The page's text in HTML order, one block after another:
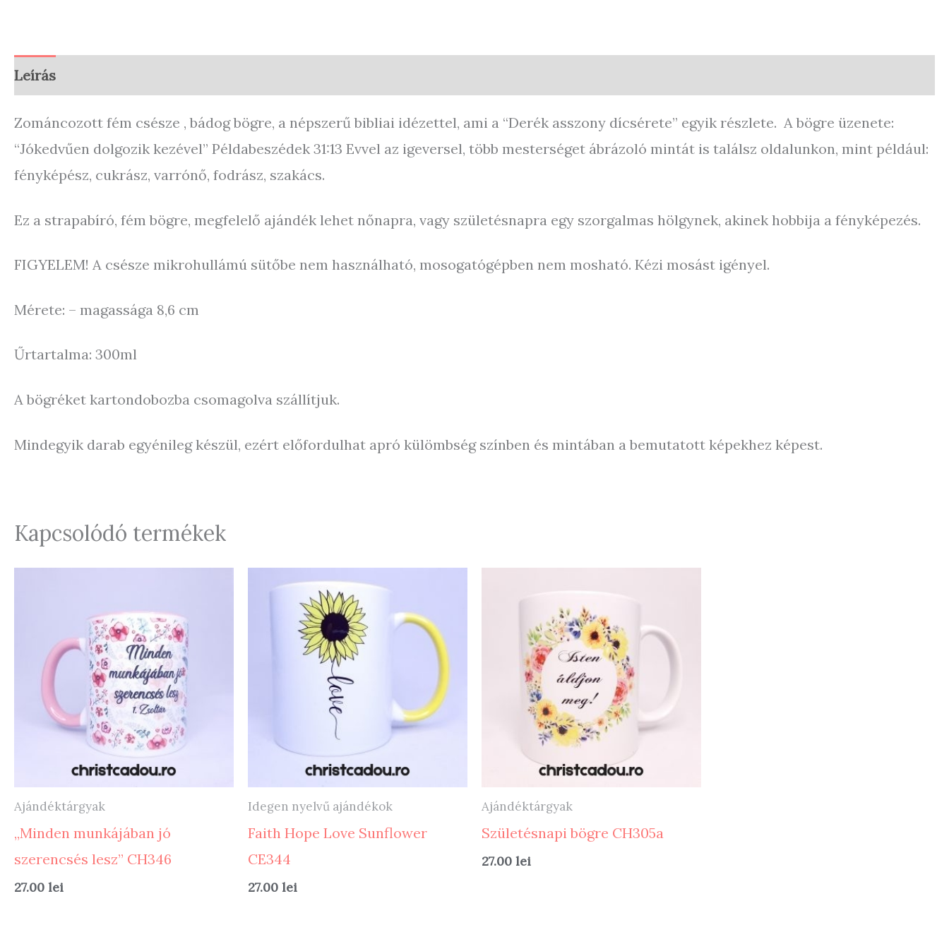
Leírás
Zománcozott fém csésze , bádog bögre, a népszerű bibliai idézettel, ami a “Derék asszony dícsérete” egyik részlete. A bögre üzenete:
“Jókedvűen dolgozik kezével” Példabeszédek 31:13 Evvel az igeversel, több mesterséget ábrázoló mintát is találsz oldalunkon, mint például:
fényképész, cukrász, varrónő, fodrász, szakács.
Ez a strapabíró, fém bögre, megfelelő ajándék lehet nőnapra, vagy születésnapra egy szorgalmas hölgynek, akinek hobbija a fényképezés.
FIGYELEM! A csésze mikrohullámú sütőbe nem használható, mosogatógépben nem mosható. Kézi mosást igényel.
Mérete: – magassága 8,6 cm
Űrtartalma: 300ml
A bögréket kartondobozba csomagolva szállítjuk.
Mindegyik darab egyénileg készül, ezért előfordulhat apró külömbség színben és mintában a bemutatott képekhez képest.
Kapcsolódó termékek
Ajándéktárgyak
„Minden munkájában jó
szerencsés lesz” CH346
27.00 lei
Idegen nyelvű ajándékok
Faith Hope Love Sunflower
CE344
27.00 lei
Ajándéktárgyak
Születésnapi bögre CH305a
27.00 lei